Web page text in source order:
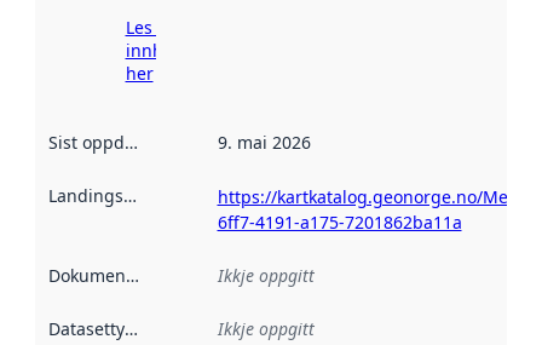
Les meir om
innhenting
her
Sist oppdatert 9. mai 2026
Landingsside
https://kartkatalog.geonorge.no/
6ff7-4191-a175-7201862ba11a
Dokumentasjon Ikkje oppgitt
Datasettype Ikkje oppgitt